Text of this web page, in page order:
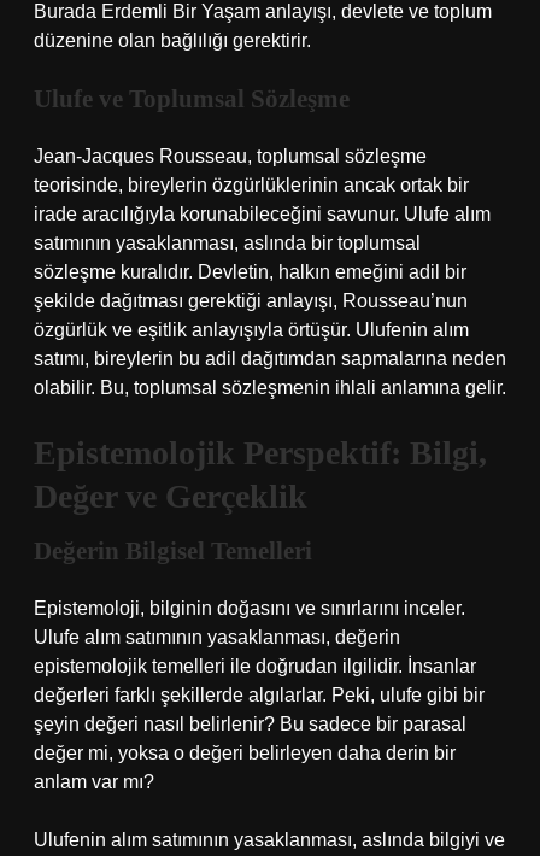
Burada Erdemli Bir Yaşam anlayışı, devlete ve toplum
düzenine olan bağlılığı gerektirir.
Ulufe ve Toplumsal Sözleşme
Jean-Jacques Rousseau, toplumsal sözleşme
teorisinde, bireylerin özgürlüklerinin ancak ortak bir
irade aracılığıyla korunabileceğini savunur. Ulufe alım
satımının yasaklanması, aslında bir toplumsal
sözleşme kuralıdır. Devletin, halkın emeğini adil bir
şekilde dağıtması gerektiği anlayışı, Rousseau’nun
özgürlük ve eşitlik anlayışıyla örtüşür. Ulufenin alım
satımı, bireylerin bu adil dağıtımdan sapmalarına neden
olabilir. Bu, toplumsal sözleşmenin ihlali anlamına gelir.
Epistemolojik Perspektif: Bilgi,
Değer ve Gerçeklik
Değerin Bilgisel Temelleri
Epistemoloji, bilginin doğasını ve sınırlarını inceler.
Ulufe alım satımının yasaklanması, değerin
epistemolojik temelleri ile doğrudan ilgilidir. İnsanlar
değerleri farklı şekillerde algılarlar. Peki, ulufe gibi bir
şeyin değeri nasıl belirlenir? Bu sadece bir parasal
değer mi, yoksa o değeri belirleyen daha derin bir
anlam var mı?
Ulufenin alım satımının yasaklanması, aslında bilgiyi ve